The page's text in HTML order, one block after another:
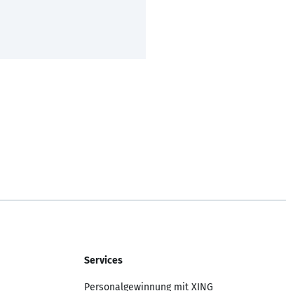
Services
Personalgewinnung mit XING